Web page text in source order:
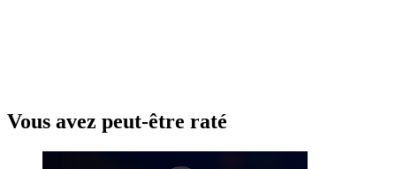
Vous avez peut-être raté